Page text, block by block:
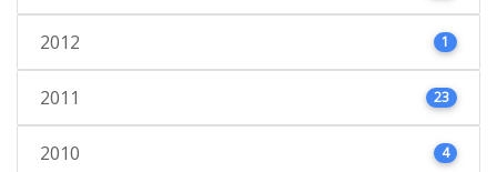
2012 1
2011 23
2010 4